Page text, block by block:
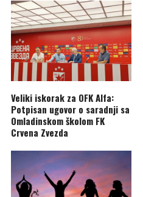
Veliki iskorak za OFK Alfa:
Potpisan ugovor o saradnji sa
Omladinskom školom FK
Crvena Zvezda